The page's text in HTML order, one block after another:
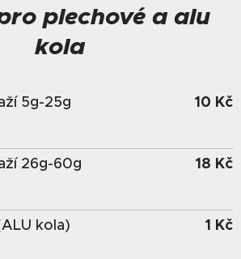
plechové a alu
kola
5g-25g
10 Kč
26g-60g
18 Kč
kola) 1 Kč